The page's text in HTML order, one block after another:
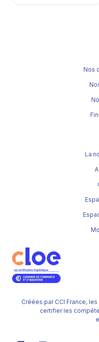
Créées par CCI France,
certifier les
Nos
La